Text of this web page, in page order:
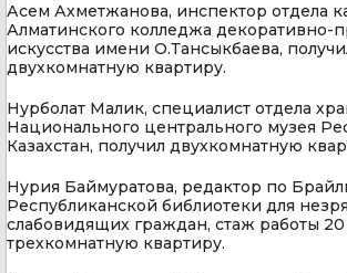
Асем Ахметжанова, инспектор отдела
Алматинского колледжа декоративно-
искусства имени О.Тансыкбаева,
двухкомнатную квартиру.
Нурболат Малик, специалист отдела
Национального центрального музея
Казахстан, получил двухкомнатную
Нурия Баймуратова, редактор по
Республиканской библиотеки для
слабовидящих граждан, стаж работы 20
трехкомнатную квартиру.